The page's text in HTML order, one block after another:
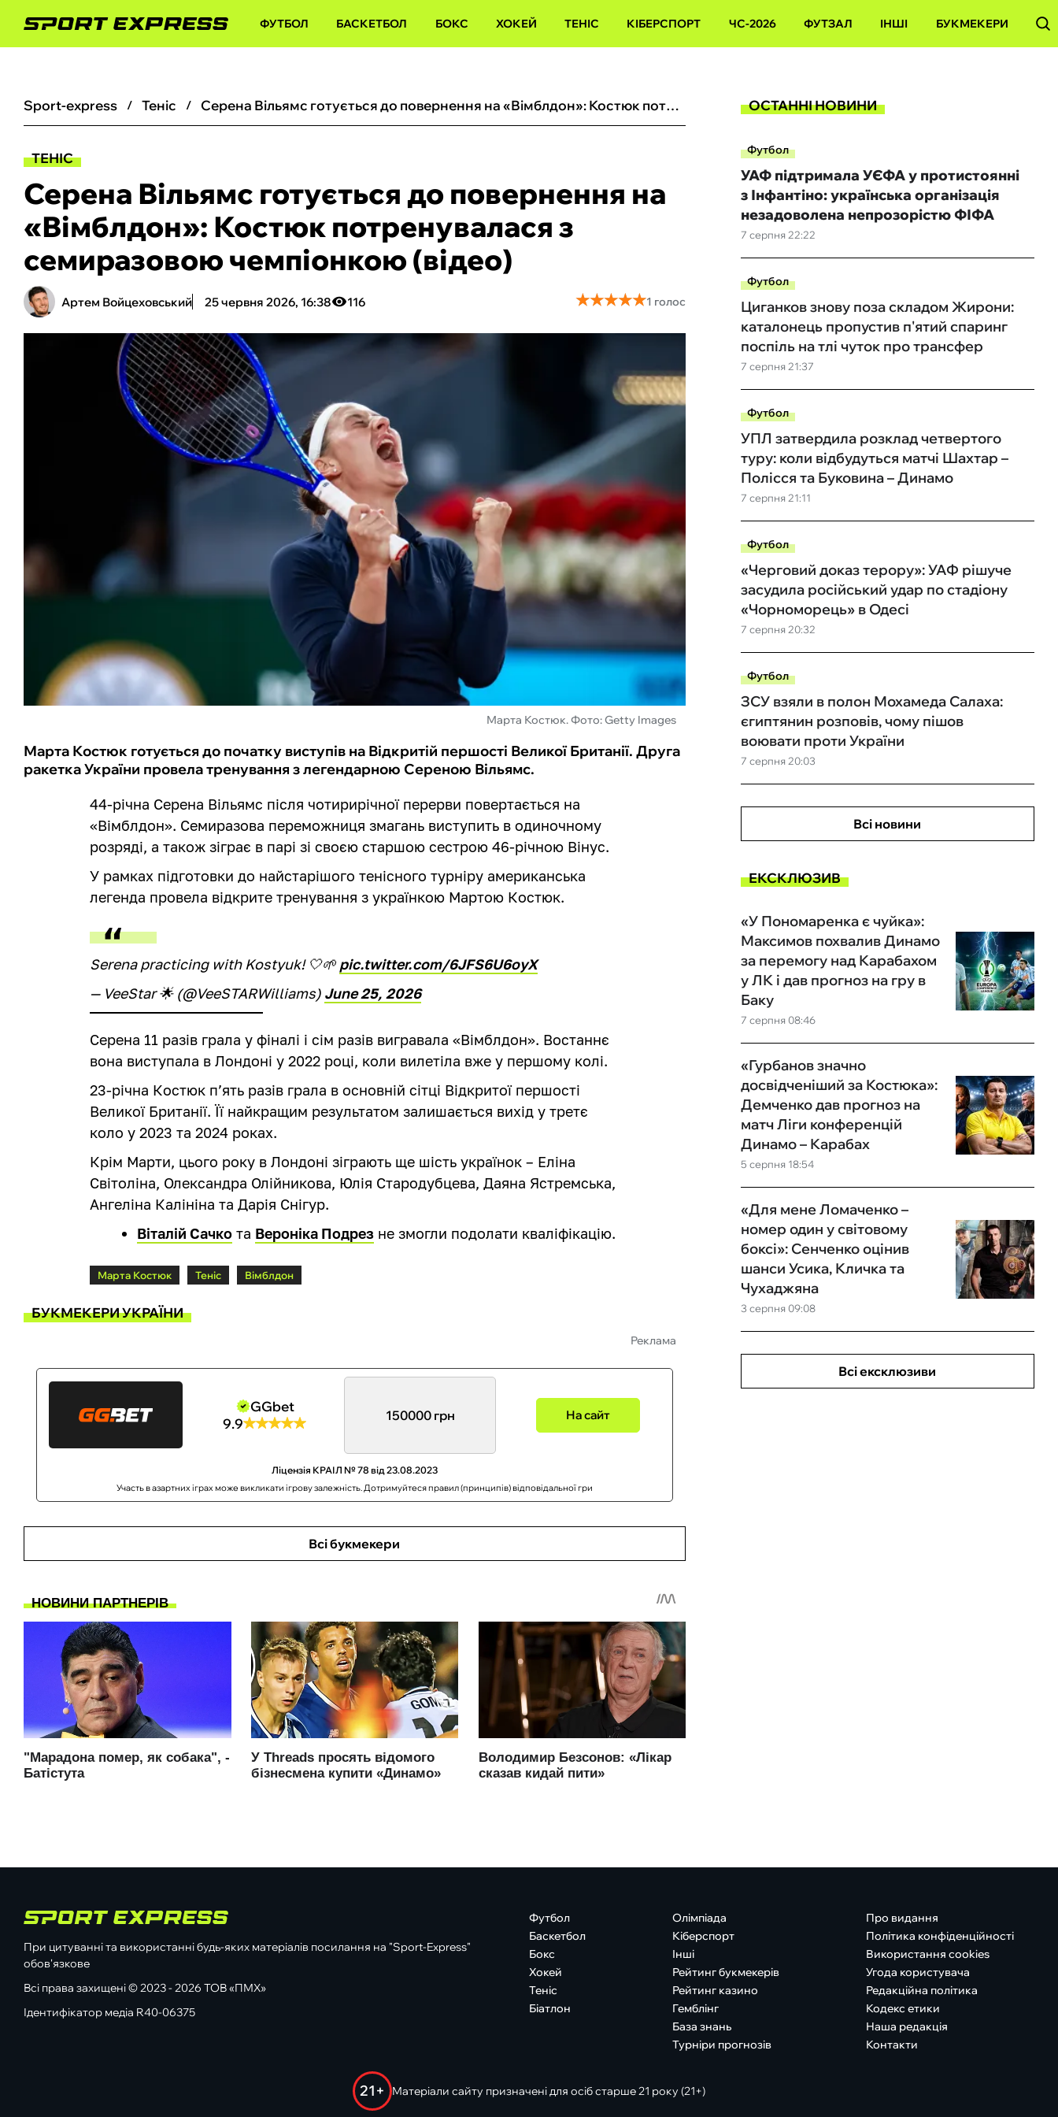
ФУТБОЛ БАСКЕТБОЛ БОКС ХОКЕЙ ТЕНІС КІБЕРСПОРТ ЧС-2026 ФУТЗАЛ ІНШІ БУКМЕКЕРИ
sport-express теніс Серена Вільямс готується до повернення на «Вімблдон»: Костюк потренувалася з семиразовою чемпіонкою (відео)
ТЕНІС
Серена Вільямс готується до повернення на
«Вімблдон»: Костюк потренувалася з
семиразовою чемпіонкою (відео)
Артем Войцеховський 25 червня 2026, 16:38 116 ★★★★★
★★★★★1 голос
Марта Костюк. Фото: Getty Images
Марта Костюк готується до початку виступів на Відкритій першості Великої Британії. Друга
ракетка України провела тренування з легендарною Сереною Вільямс.
44-річна Серена Вільямс після чотирирічної перерви повертається на
«Вімблдон». Семиразова переможниця змагань виступить в одиночному
розряді, а також зіграє в парі зі своєю старшою сестрою 46-річною Вінус.
У рамках підготовки до найстарішого тенісного турніру американська
легенда провела відкрите тренування з українкою Мартою Костюк.
Serena practicing with Kostyuk! 🤍🌱pic.twitter.com/6JFS6U6oyX
— VeeStar 🌟 (@VeeSTARWilliams) June 25, 2026
Серена 11 разів грала у фіналі і сім разів вигравала «Вімблдон». Востаннє
вона виступала в Лондоні у 2022 році, коли вилетіла вже у першому колі.
23-річна Костюк п’ять разів грала в основній сітці Відкритої першості
Великої Британії. Її найкращим результатом залишається вихід у третє
коло у 2023 та 2024 роках.
Крім Марти, цього року в Лондоні зіграють ще шість українок – Еліна
Світоліна, Олександра Олійникова, Юлія Стародубцева, Даяна Ястремська,
Ангеліна Калініна та Дарія Снігур.
Віталій Сачко та Вероніка Подрез не змогли подолати кваліфікацію.
Марта Костюк Теніс Вімблдон
БУКМЕКЕРИ УКРАЇНИ
Реклама
GGbet
9.9
150000 грн На сайт
Ліцензія КРАІЛ № 78 від 23.08.2023
Участь в азартних іграх може викликати ігрову залежність. Дотримуйтеся правил (принципів) відповідальної гри
Всі букмекери
ОСТАННІ НОВИНИ
Футбол
7 серпня 22:22
УАФ підтримала УЄФА у протистоянні
з Інфантіно: українська організація
незадоволена непрозорістю ФІФА
Футбол
7 серпня 21:37
Циганков знову поза складом Жирони:
каталонець пропустив п'ятий спаринг
поспіль на тлі чуток про трансфер
Футбол
7 серпня 21:11
УПЛ затвердила розклад четвертого
туру: коли відбудуться матчі Шахтар –
Полісся та Буковина – Динамо
Футбол
7 серпня 20:32
«Черговий доказ терору»: УАФ рішуче
засудила російський удар по стадіону
«Чорноморець» в Одесі
Футбол
7 серпня 20:03
ЗСУ взяли в полон Мохамеда Салаха:
єгиптянин розповів, чому пішов
воювати проти України
Всі новини
ЕКСКЛЮЗИВ
7 серпня 08:46
«У Пономаренка є чуйка»:
Максимов похвалив Динамо
за перемогу над Карабахом
у ЛК і дав прогноз на гру в
Баку
5 серпня 18:54
«Гурбанов значно
досвідченіший за Костюка»:
Демченко дав прогноз на
матч Ліги конференцій
Динамо – Карабах
3 серпня 09:08
«Для мене Ломаченко –
номер один у світовому
боксі»: Сенченко оцінив
шанси Усика, Кличка та
Чухаджяна
Всі ексклюзиви
При цитуванні та використанні будь-яких матеріалів посилання на "Sport-Express"
обов'язкове
Всі права захищені © 2023 - 2026 ТОВ «ПМХ»
Ідентифікатор медіа R40-06375
Футбол
Баскетбол
Бокс
Хокей
Теніс
Біатлон
Олімпіада
Кіберспорт
Інші
Рейтинг букмекерів
Рейтинг казино
Гемблінг
База знань
Турніри прогнозів
Про видання
Політика конфіденційності
Використання cookies
Угода користувача
Редакційна політика
Кодекс етики
Наша редакція
Контакти
21+ Матеріали сайту призначені для осіб старше 21 року (21+)